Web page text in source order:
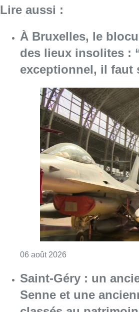
06 août 2026Consulter l'article "À
Saint-Géry : un
Senne et une
classés au